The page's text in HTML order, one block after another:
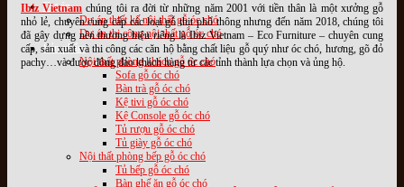
Dự án
Dự án thiết kế nội thất gỗ óc chó
Dự án thi công nội thất gỗ óc chó
Sản phẩm
Nội thất phòng khách gỗ óc chó
Sofa gỗ óc chó
Bàn trà gỗ óc chó
Kệ tivi gỗ óc chó
Kệ Console gỗ óc chó
Tủ rượu gỗ óc chó
Tủ giày gỗ óc chó
Nội thất phòng bếp gỗ óc chó
Tủ bếp gỗ óc chó
Bàn ghế ăn gỗ óc chó
Ibiz Vietnam chúng tôi ra đời từ những năm 2001 với tiền thân là một xưởng gỗ
nhỏ lẻ, chuyên cung cấp các loại gỗ thịt phổ thông nhưng đến năm 2018, chúng tôi
đã gây dựng nên thương hiệu riêng là Ibiz Vietnam – Eco Furniture – chuyên cung
cấp, sản xuất và thi công các căn hộ bằng chất liệu gỗ quý như óc chó, hương, gõ đỏ
pachy…và được đông đảo khách hàng từ các tỉnh thành lựa chọn và ủng hộ.